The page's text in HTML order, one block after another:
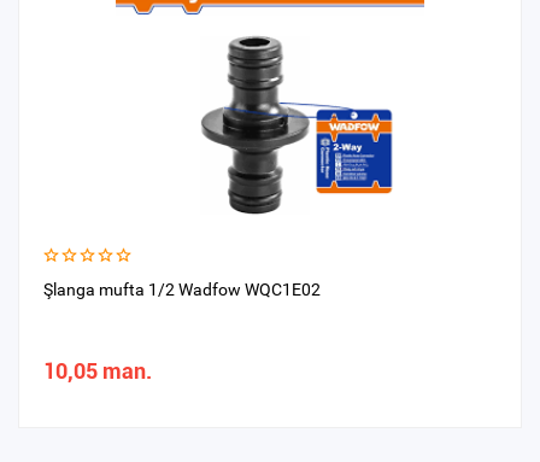
Şlanga mufta 1/2 Wadfow WQC1E02
10,05 man.